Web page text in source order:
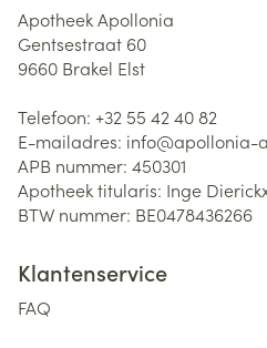
Apotheek Apollonia
Gentsestraat 60
9660 Brakel Elst
Telefoon: +32 55 42 40 82
E-mailadres: info@apollonia-
APB nummer: 450301
Apotheek titularis: Inge
BTW nummer: BE0478436266
Klantenservice
FAQ